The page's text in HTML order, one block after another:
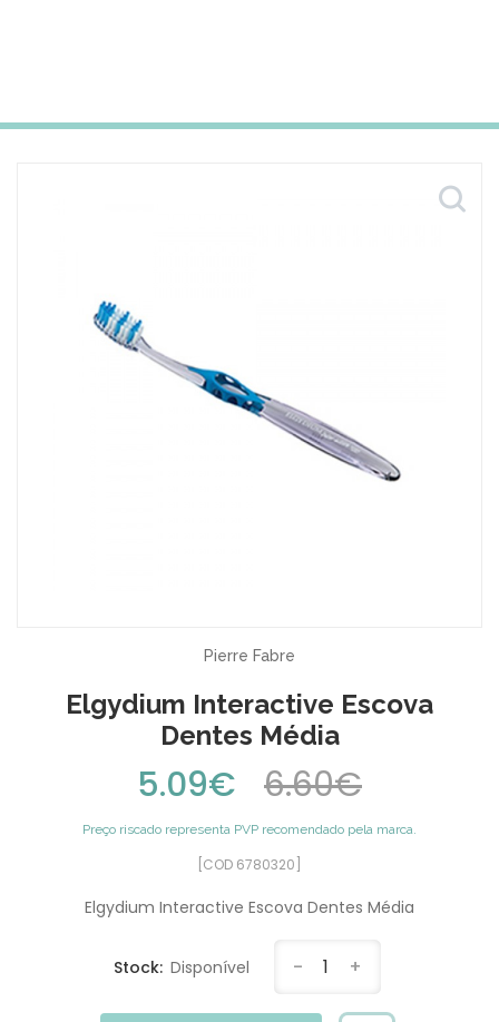
Pierre Fabre
Elgydium Interactive Escova
Dentes Média
5.09€ 6.60€
Preço riscado representa PVP recomendado pela marca.
[COD 6780320]
Elgydium Interactive Escova Dentes Média
Stock: Disponível - 1 +